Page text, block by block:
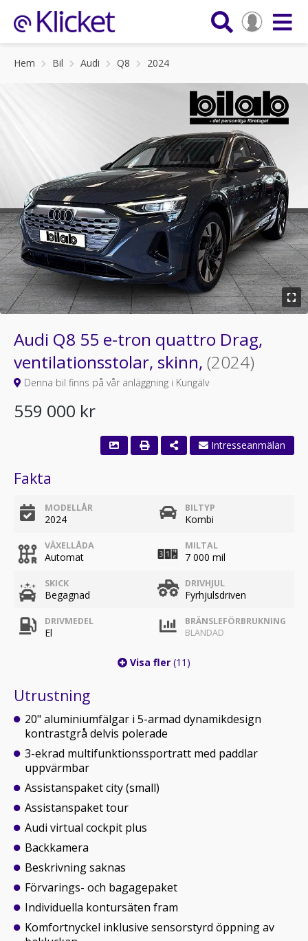
Hem Bil Audi Q8 2024
Audi Q8 55 e-tron quattro Drag,
ventilationsstolar, skinn, (2024)
Denna bil finns på vår anläggning i Kungälv
559 000 kr
Fakta
MODELLÅR
2024
BILTYP
Kombi
VÄXELLÅDA
Automat
MILTAL
7 000 mil
SKICK
Begagnad
DRIVHJUL
Fyrhjulsdriven
DRIVMEDEL
El
BRÄNSLEFÖRBRUKNING
BLANDAD
Visa fler (11)
Utrustning
20" aluminiumfälgar i 5-armad dynamikdesign
kontrastgrå delvis polerade
3-ekrad multifunktionssportratt med paddlar
uppvärmbar
Assistanspaket city (small)
Assistanspaket tour
Audi virtual cockpit plus
Backkamera
Beskrivning saknas
Förvarings- och bagagepaket
Individuella kontursäten fram
Komfortnyckel inklusive sensorstyrd öppning av